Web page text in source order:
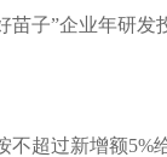
子”企业年研发
超过新增额5%